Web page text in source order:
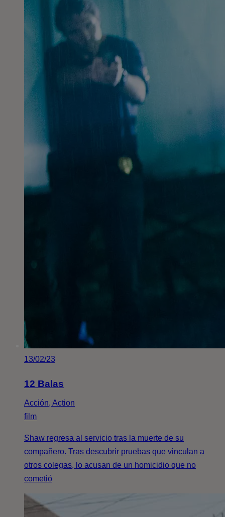
13/02/23
12 Balas
Acción, Action
film
Shaw regresa al servicio tras la muerte de su
compañero. Tras descubrir pruebas que vinculan a
otros colegas, lo acusan de un homicidio que no
cometió